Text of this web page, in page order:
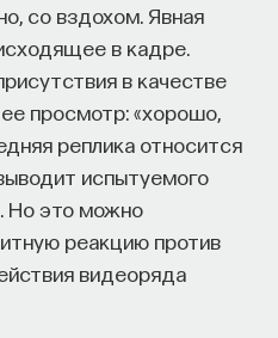
со вздохом. Явная
в кадре.
в качестве
просмотр: «хорошо,
реплика относится
испытуемого
Но это можно
реакцию против
видеоряда